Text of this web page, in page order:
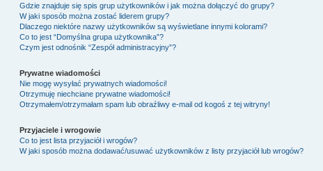
Gdzie znajduje się spis grup użytkowników i jak można dołączyć do grupy?
W jaki sposób można zostać liderem grupy?
Dlaczego niektóre nazwy użytkowników są wyświetlane innymi kolorami?
Co to jest “Domyślna grupa użytkownika”?
Czym jest odnośnik “Zespół administracyjny”?
Prywatne wiadomości
Nie mogę wysyłać prywatnych wiadomości!
Otrzymuję niechciane prywatne wiadomości!
Otrzymałem/otrzymałam spam lub obraźliwy e-mail od kogoś z tej witryny!
Przyjaciele i wrogowie
Co to jest lista przyjaciół i wrogów?
W jaki sposób można dodawać/usuwać użytkowników z listy przyjaciół lub wrogów?